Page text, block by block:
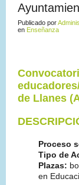
Publicado por
en Enseñanza
de Llanes
Proceso
Tipo de
Plazas:
en